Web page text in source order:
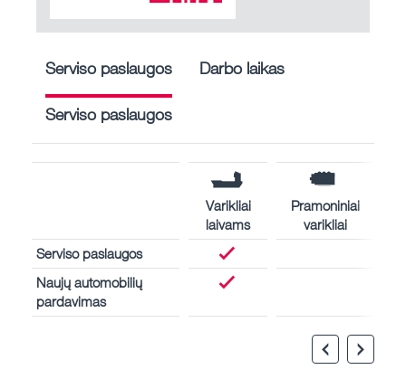
Serviso paslaugos Darbo laikas
Serviso paslaugos
Varikliai
laivams
Pramoniniai
varikliai
Serviso paslaugos
Naujų automobilių
pardavimas